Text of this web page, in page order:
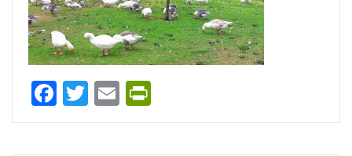
Facebook
Twitter
Email